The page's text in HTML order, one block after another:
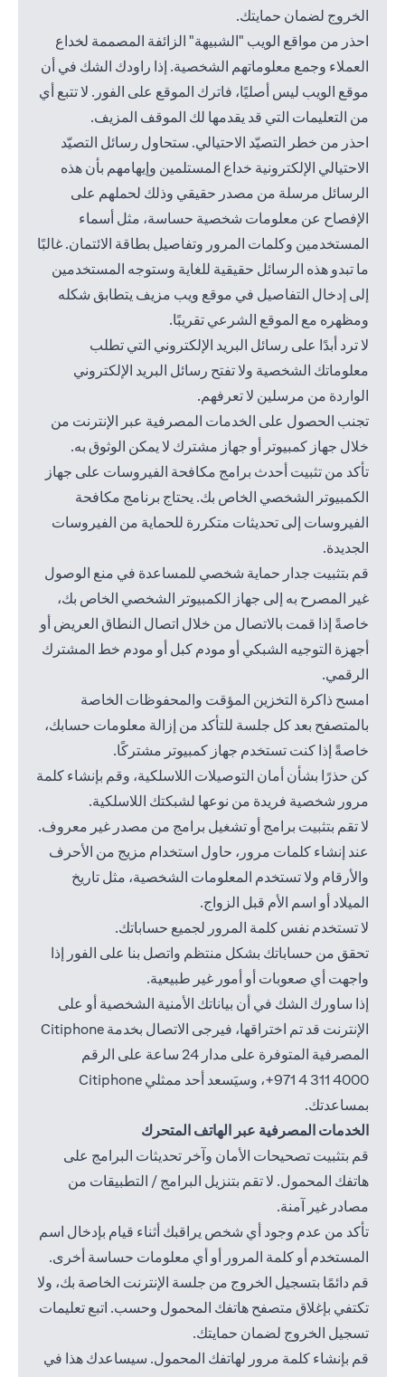
الخروج لضمان حمايتك.
احذر من مواقع الويب "الشبيهة" الزائفة المصممة لخداع
العملاء وجمع معلوماتهم الشخصية. إذا راودك الشك في أن
موقع الويب ليس أصليًا، فاترك الموقع على الفور. لا تتبع أي
من التعليمات التي قد يقدمها لك الموقف المزيف.
احذر من خطر التصيّد الاحتيالي. ستحاول رسائل التصيّد
الاحتيالي الإلكترونية خداع المستلمين وإيهامهم بأن هذه
الرسائل مرسلة من مصدر حقيقي وذلك لحملهم على
الإفصاح عن معلومات شخصية حساسة، مثل أسماء
المستخدمين وكلمات المرور وتفاصيل بطاقة الائتمان. غالبًا
ما تبدو هذه الرسائل حقيقية للغاية وستوجه المستخدمين
إلى إدخال التفاصيل في موقع ويب مزيف يتطابق شكله
ومظهره مع الموقع الشرعي تقريبًا.
لا ترد أبدًا على رسائل البريد الإلكتروني التي تطلب
معلوماتك الشخصية ولا تفتح رسائل البريد الإلكتروني
الواردة من مرسلين لا تعرفهم.
تجنب الحصول على الخدمات المصرفية عبر الإنترنت من
خلال جهاز كمبيوتر أو جهاز مشترك لا يمكن الوثوق به.
تأكد من تثبيت أحدث برامج مكافحة الفيروسات على جهاز
الكمبيوتر الشخصي الخاص بك. يحتاج برنامج مكافحة
الفيروسات إلى تحديثات متكررة للحماية من الفيروسات
الجديدة.
قم بتثبيت جدار حماية شخصي للمساعدة في منع الوصول
غير المصرح به إلى جهاز الكمبيوتر الشخصي الخاص بك،
خاصةً إذا قمت بالاتصال من خلال اتصال النطاق العريض أو
أجهزة التوجيه الشبكي أو مودم كبل أو مودم خط المشترك
الرقمي.
امسح ذاكرة التخزين المؤقت والمحفوظات الخاصة
بالمتصفح بعد كل جلسة للتأكد من إزالة معلومات حسابك،
خاصةً إذا كنت تستخدم جهاز كمبيوتر مشتركًا.
كن حذرًا بشأن أمان التوصيلات اللاسلكية، وقم بإنشاء كلمة
مرور شخصية فريدة من نوعها لشبكتك اللاسلكية.
لا تقم بتثبيت برامج أو تشغيل برامج من مصدر غير معروف.
عند إنشاء كلمات مرور، حاول استخدام مزيج من الأحرف
والأرقام ولا تستخدم المعلومات الشخصية، مثل تاريخ
الميلاد أو اسم الأم قبل الزواج.
لا تستخدم نفس كلمة المرور لجميع حساباتك.
تحقق من حساباتك بشكل منتظم واتصل بنا على الفور إذا
واجهت أي صعوبات أو أمور غير طبيعية.
إذا ساورك الشك في أن بياناتك الأمنية الشخصية أو على
الإنترنت قد تم اختراقها، فيرجى الاتصال بخدمة Citiphone
المصرفية المتوفرة على مدار 24 ساعة على الرقم
4000 311 4 971+
، وسيَسعد أحد ممثلي Citiphone
بمساعدتك.
الخدمات المصرفية عبر الهاتف المتحرك
قم بتثبيت تصحيحات الأمان وآخر تحديثات البرامج على
هاتفك المحمول. لا تقم بتنزيل البرامج / التطبيقات من
مصادر غير آمنة.
تأكد من عدم وجود أي شخص يراقبك أثناء قيام بإدخال اسم
المستخدم أو كلمة المرور أو أي معلومات حساسة أخرى.
قم دائمًا بتسجيل الخروج من جلسة الإنترنت الخاصة بك، ولا
تكتفي بإغلاق متصفح هاتفك المحمول وحسب. اتبع تعليمات
تسجيل الخروج لضمان حمايتك.
قم بإنشاء كلمة مرور لهاتفك المحمول. سيساعدك هذا في